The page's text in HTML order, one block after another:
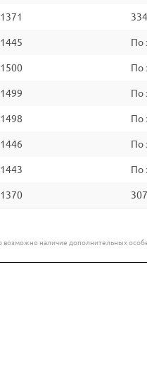
По
По
По
По
По
По
возможно наличие дополнительных